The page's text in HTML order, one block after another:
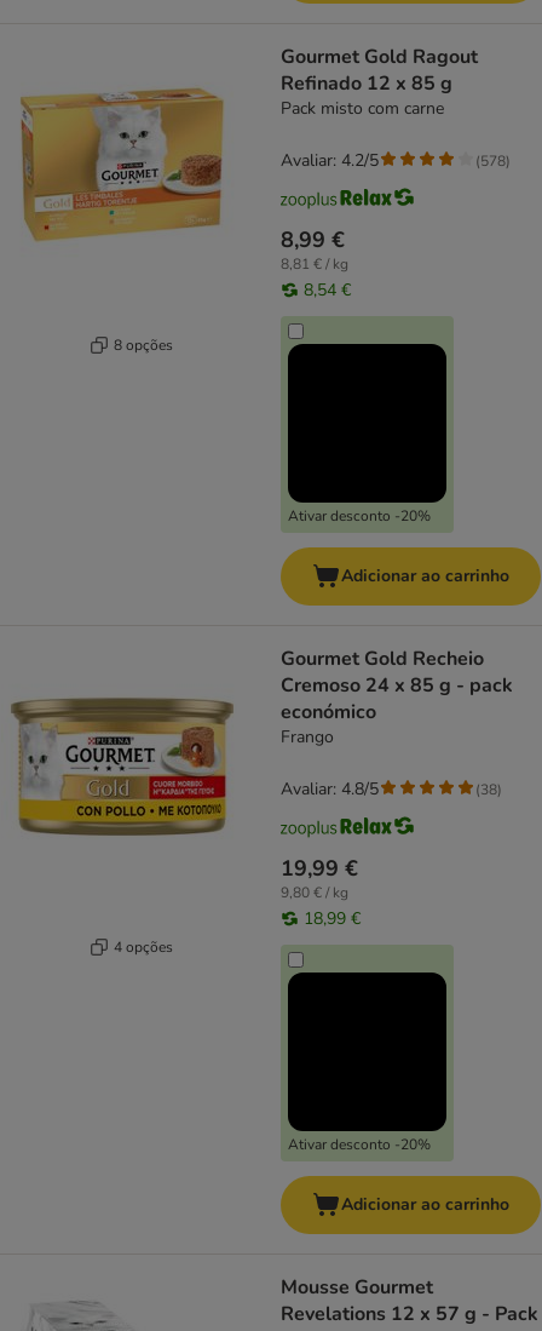
8 opções
Gourmet Gold Ragout
Refinado 12 x 85 g
Pack misto com carne
8,99 €
8,81 € / kg
8,54 €
Ativar desconto -20%
Avaliar: 4.2/5 (578)
Adicionar ao carrinho
4 opções
Gourmet Gold Recheio
Cremoso 24 x 85 g - pack
económico
Frango
19,99 €
9,80 € / kg
18,99 €
Ativar desconto -20%
Avaliar: 4.8/5 (38)
Adicionar ao carrinho
Mousse Gourmet
Revelations 12 x 57 g - Pack